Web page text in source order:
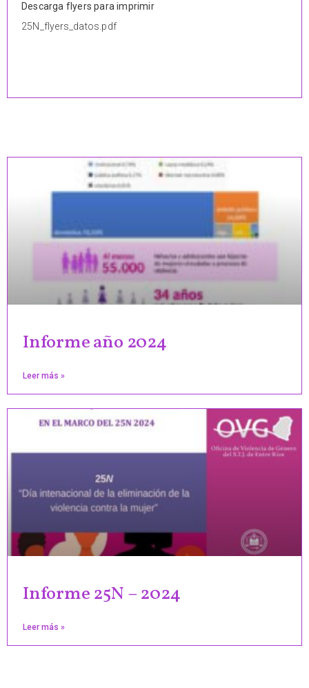
Descarga flyers para imprimir
25N_flyers_datos.pdf
Informe año 2024
Leer más »
Informe 25N – 2024
Leer más »